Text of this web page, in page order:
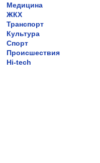
Медицина
ЖКХ
Транспорт
Культура
Спорт
Происшествия
Hi-tech